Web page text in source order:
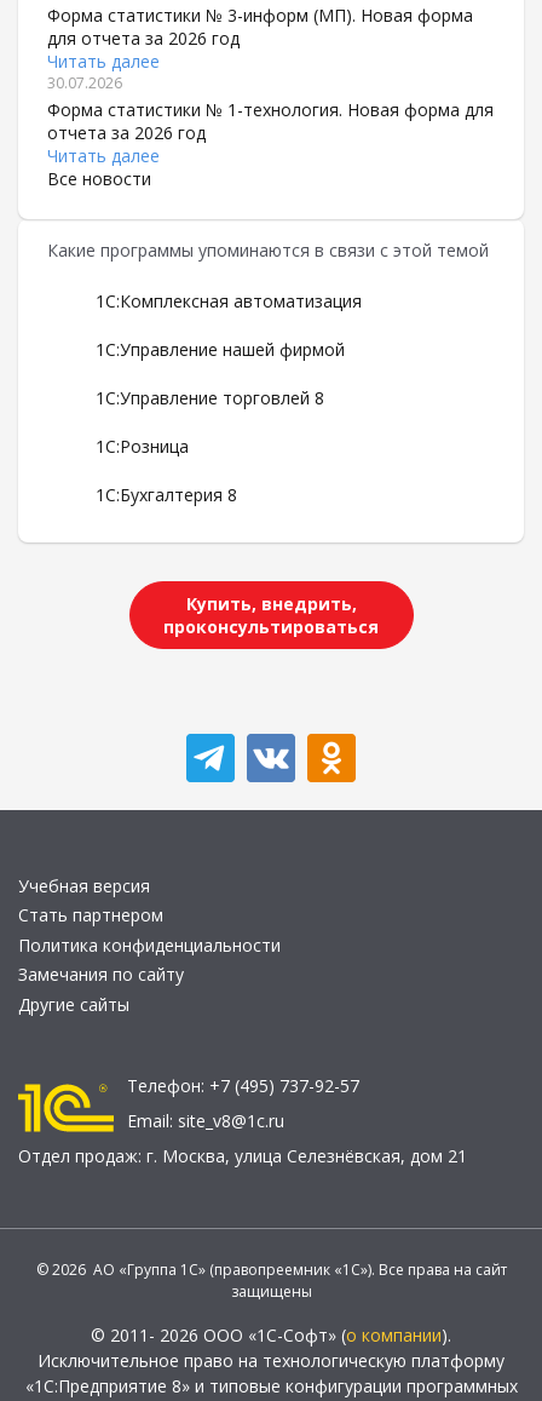
Какие программы упоминаются в связи с этой темой
1С:Комплексная автоматизация
1С:Управление нашей фирмой
1С:Управление торговлей 8
1С:Розница
1С:Бухгалтерия 8
Форма статистики № 3-информ (МП). Новая форма
для отчета за 2026 год
Читать далее
30.07.2026
Форма статистики № 1-технология. Новая форма для
отчета за 2026 год
Читать далее
Все новости
Купить, внедрить,
проконсультироваться
Учебная версия
Стать партнером
Политика конфиденциальности
Замечания по сайту
Другие сайты
Телефон: +7 (495) 737-92-57
Email: site_v8@1c.ru
Отдел продаж: г. Москва, улица Селезнёвская, дом 21
© 2026 АО «Группа 1С» (правопреемник «1С»). Все права на сайт
защищены
© 2011- 2026 ООО «1С-Софт» (о компании).
Исключительное право на технологическую платформу
«1С:Предприятие 8» и типовые конфигурации программных